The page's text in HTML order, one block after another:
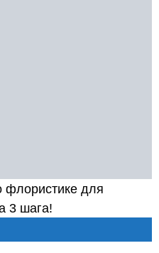
флористике для
3 шага!